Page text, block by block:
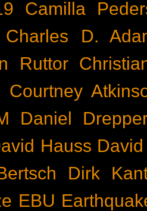
Camilla
Charles D.
Ruttor
Courtney
Daniel
Hauss
Dirk
EBU